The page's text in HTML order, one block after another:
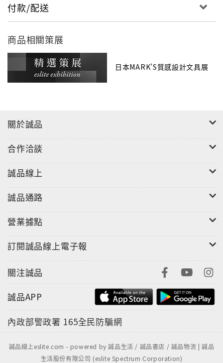
付款/配送
商品相關策展
日本MARK'S質感設計文具展
關於誠品
合作洽談
誠品線上
誠品通路
營業據點
訂閱誠品線上電子報
關注誠品
誠品APP
內政部警政署 165全民防騙網
誠品線上eslite.com - powered by 誠品生活 / 誠品書店 / 誠品物流 | 誠品
生活股份有限公司 (eslite Spectrum Corporation)